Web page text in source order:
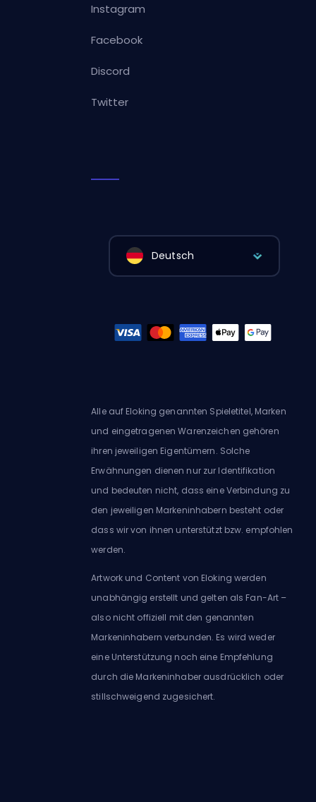
Instagram
Facebook
Discord
Twitter
Deutsch
Alle auf Eloking genannten Spieletitel, Marken
und eingetragenen Warenzeichen gehören
ihren jeweiligen Eigentümern. Solche
Erwähnungen dienen nur zur Identifikation
und bedeuten nicht, dass eine Verbindung zu
den jeweiligen Markeninhabern besteht oder
dass wir von ihnen unterstützt bzw. empfohlen
werden.
Artwork und Content von Eloking werden
unabhängig erstellt und gelten als Fan-Art –
also nicht offiziell mit den genannten
Markeninhabern verbunden. Es wird weder
eine Unterstützung noch eine Empfehlung
durch die Markeninhaber ausdrücklich oder
stillschweigend zugesichert.